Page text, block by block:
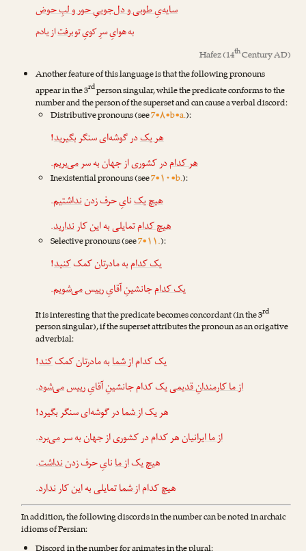
سایه‌یِ طوبی و دل‌جوییِ حور و لبِ حوض
به هوایِ سرِ کویِ توبرفتاز یادم
Hafez(14thCentury AD)
Another feature of this language is that the following pronouns
appear in the 3rdperson singular, while the predicate conforms to the
number and the person of the superset and can cause a verbal discord:
Distributive pronouns (see7•۸•b•a.):
هر یکدر گوشه‌ای سنگربگیرید!
هر کدامدر کشوری از جهان به سرمی‌بریم.
Inexistential pronouns (see7•۱۰•b.):
هیچ یکنایِ حرف زدننداشتیم.
هیچ کدامتمایلی به این کارندارید.
Selective pronouns (see7•۱۱.):
یک کدامبه مادرتان کمککنید!
یک کدامجانشینِ آقایِ رییسمی‌شویم.
It is interesting that the predicate becomes concordant (in the 3rd
person singular), if the superset attributes the pronoun as an origative
adverbial:
یک کداماز شمابه مادرتان کمککند!
از ما کارمندانِ قدیمییک کدام جانشینِ آقایِ رییسمی‌شود.
هر یکاز شمادر گوشه‌ای سنگربگیرد!
از ما ایرانیانهر کدام در کشوری از جهان به سرمی‌برد.
هیچ یکاز مانایِ حرف زدننداشت.
هیچ کداماز شماتمایلی به این کارندارد.
In addition, the following discords in the number can be noted in archaic
idioms of Persian: